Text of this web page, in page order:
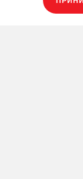
Обратная связь